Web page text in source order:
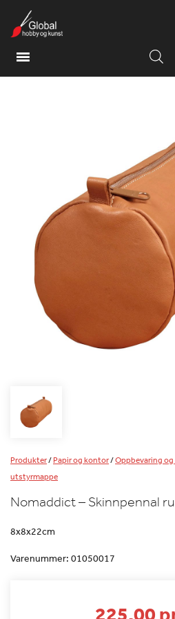
Produkter/Papir og kontor/Oppbevaring
utstyrmappe
Nomaddict – Skinnpennal
8x8x22cm
Varenummer: 01050017
225.00